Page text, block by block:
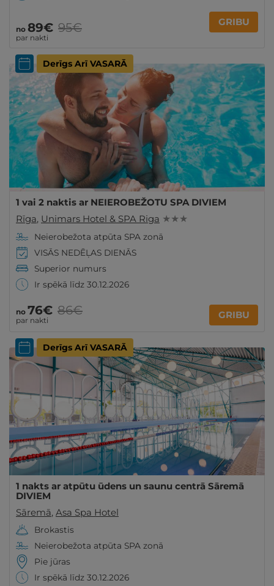
no 89€
par nakti
95€ GRIBU
Derīgs Arī VASARĀ
1 vai 2 naktis ar NEIEROBEŽOTU SPA DIVIEM
Rīga, Unimars Hotel & SPA Riga ★ ★ ★
Neierobežota atpūta SPA zonā
VISĀS NEDĒĻAS DIENĀS
Superior numurs
Ir spēkā līdz 30.12.2026
no 76€
par nakti
86€ GRIBU
Derīgs Arī VASARĀ
1 nakts ar atpūtu ūdens un saunu centrā Sāremā
DIVIEM
Sāremā, Asa Spa Hotel
Brokastis
Neierobežota atpūta SPA zonā
Pie jūras
Ir spēkā līdz 30.12.2026